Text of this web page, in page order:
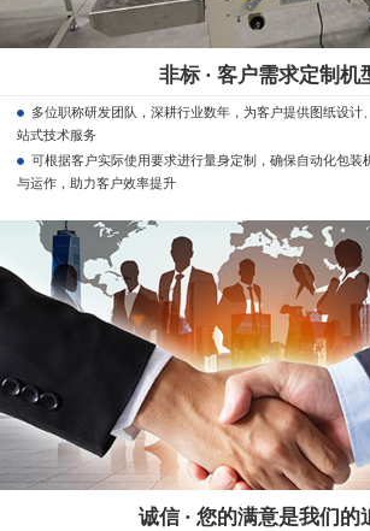
非标 · 客户需求定制机
多位职称研发团队，深耕行业数年，为客户提供图纸设计
站式技术服务
可根据客户实际使用要求进行量身定制，确保自动化包装
与运作，助力客户效率提升
诚信 · 您的满意是我们的